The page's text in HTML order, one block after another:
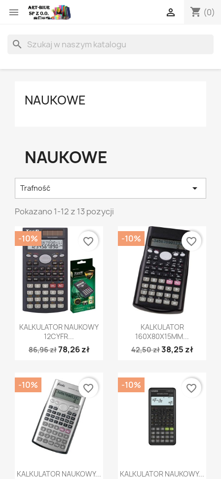
 shopping_cart (0)

search
NAUKOWE
NAUKOWE
Trafność 
Pokazano 1-12 z 13 pozycji
Szybki podgląd
KALKULATOR NAUKOWY
12CYFR...
86,96 zł78,26 zł
-10% favorite_border
Szybki podgląd
KALKULATOR
160X80X15MM...
42,50 zł38,25 zł
-10% favorite_border
 Szybki podgląd
KALKULATOR NAUKOWY...
-10% favorite_border
 Szybki podgląd
KALKULATOR NAUKOWY...
-10% favorite_border